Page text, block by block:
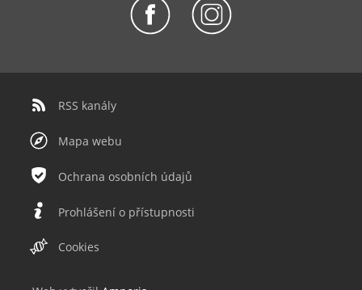
RSS kanály
Mapa webu
Ochrana osobních údajů
Prohlášení o přístupnosti
Cookies